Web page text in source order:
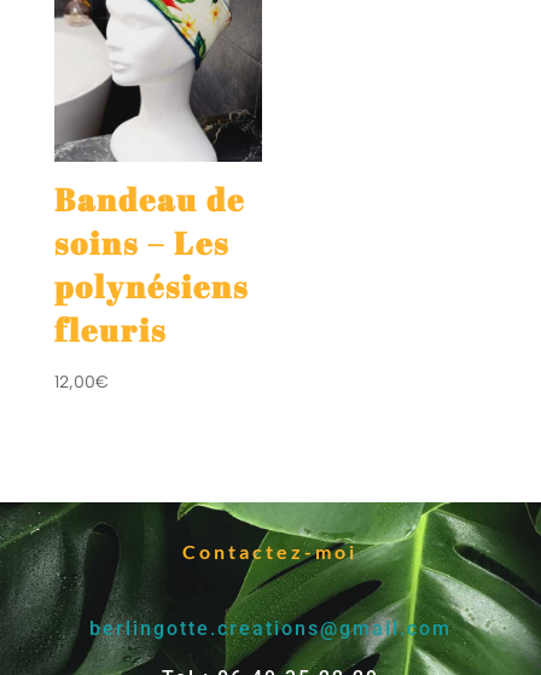
Bandeau de
soins – Les
polynésiens
fleuris
12,00€
Contactez-moi
berlingotte.creations@gmail.com